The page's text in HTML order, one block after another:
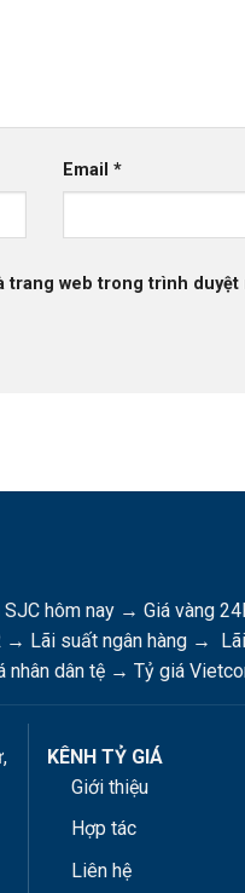
Email *
trang web trong trình
SJC hôm nay → Giá vàng
→ Lãi suất ngân hàng →
nhân dân tệ → Tỷ giá
KÊNH TỶ GIÁ
Giới thiệu
Hợp tác
Liên hệ